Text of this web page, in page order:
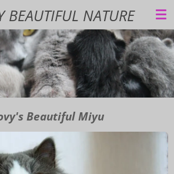
BEAUTIFUL NATURE
Beautiful Miyu